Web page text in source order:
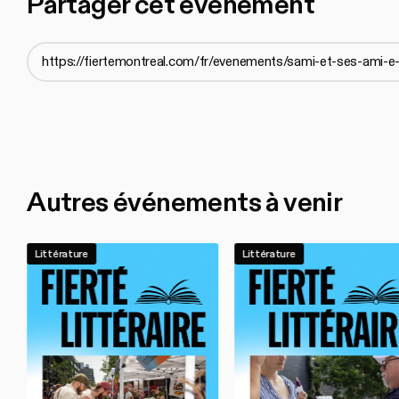
Autres événements à venir
Littérature Littérature